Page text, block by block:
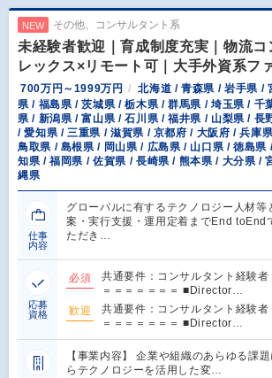
NEW その他、コンサルタント系
未経験者歓迎｜育成制度充実｜物流コ
レックス×リモート可｜大手外資系フ
700万円～1999万円
北海道 / 青森県 / 岩手県 /
県 / 福島県 / 茨城県 / 栃木県 / 群馬県 / 埼玉県 / 千
県 / 新潟県 / 富山県 / 石川県 / 福井県 / 山梨県 / 長
/ 愛知県 / 三重県 / 滋賀県 / 京都府 / 大阪府 / 兵庫
鳥取県 / 島根県 / 岡山県 / 広島県 / 山口県 / 徳島県
知県 / 福岡県 / 佐賀県 / 長崎県 / 熊本県 / 大分県 /
縄県
仕事
内容
グローバルに有するテクノロジー人材等
案・実行支援・運用定着までEnd toEnd
ただき…
応募
資格
必須
共通要件：コンサルタント経験者
＝＝＝＝＝＝＝ ■Director…
歓迎
共通要件：コンサルタント経験者
＝＝＝＝＝＝＝ ■Director…
【事業内容】 企業や組織のあらゆる課
らテクノロジーを活用した変…